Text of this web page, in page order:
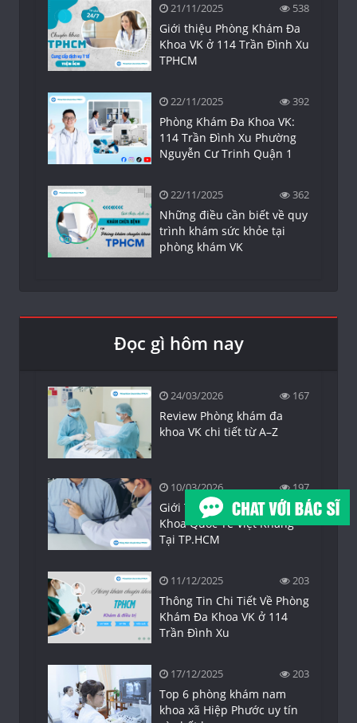
21/11/2025 538
Giới thiệu Phòng Khám Đa
Khoa VK ở 114 Trần Đình Xu
TPHCM
22/11/2025 392
Phòng Khám Đa Khoa VK:
114 Trần Đình Xu Phường
Nguyễn Cư Trinh Quận 1
22/11/2025 362
Những điều cần biết về quy
trình khám sức khỏe tại
phòng khám VK
Đọc gì hôm nay
24/03/2026 167
Review Phòng khám đa
khoa VK chi tiết từ A–Z
10/03/2026 197
Giới Thiệu Phòng Khám Đa
Khoa Quốc Tế Việt Khang
Tại TP.HCM
11/12/2025 203
Thông Tin Chi Tiết Về Phòng
Khám Đa Khoa VK ở 114
Trần Đình Xu
17/12/2025 203
Top 6 phòng khám nam
khoa xã Hiệp Phước uy tín